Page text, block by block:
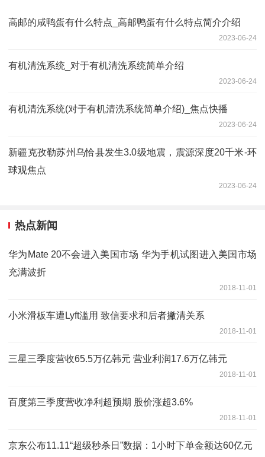
高邮的咸鸭蛋有什么特点_高邮鸭蛋有什么特点简介介绍
2023-06-24
有机清洗系统_对于有机清洗系统简单介绍
2023-06-24
有机清洗系统(对于有机清洗系统简单介绍)_焦点快播
2023-06-24
新疆克孜勒苏州乌恰县发生3.0级地震，震源深度20千米-环
球观焦点
2023-06-24
热点新闻
华为Mate 20不会进入美国市场 华为手机试图进入美国市场
充满波折
2018-11-01
小米滑板车遭Lyft滥用 致信要求和后者撇清关系
2018-11-01
三星三季度营收65.5万亿韩元 营业利润17.6万亿韩元
2018-11-01
百度第三季度营收净利超预期 股价涨超3.6%
2018-11-01
京东公布11.11“超级秒杀日”数据：1小时下单金额达60亿元